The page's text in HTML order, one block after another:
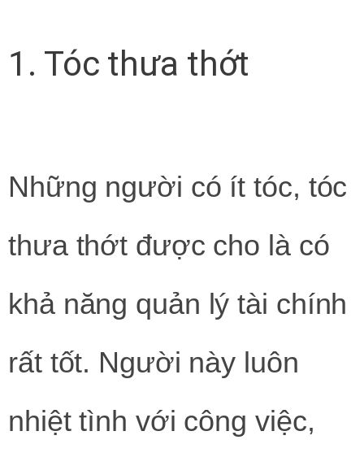
1. Tóc thưa thớt
Những người có ít tóc, tóc
thưa thớt được cho là có
khả năng quản lý tài chính
rất tốt. Người này luôn
nhiệt tình với công việc,